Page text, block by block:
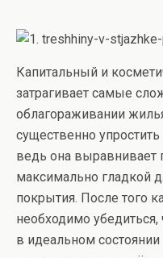
Капитальный и
затрагивает самые
облагораживании
существенно
ведь она выравнивает
максимально гладкой
покрытия. После того
необходимо убедиться,
в идеальном состоянии